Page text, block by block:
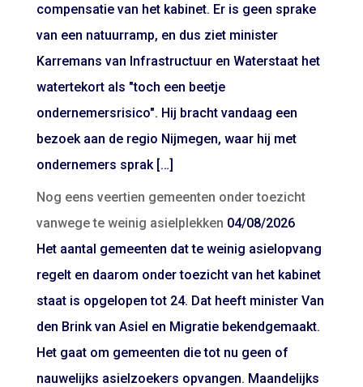
compensatie van het kabinet. Er is geen sprake
van een natuurramp, en dus ziet minister
Karremans van Infrastructuur en Waterstaat het
watertekort als "toch een beetje
ondernemersrisico". Hij bracht vandaag een
bezoek aan de regio Nijmegen, waar hij met
ondernemers sprak […]
Nog eens veertien gemeenten onder toezicht
vanwege te weinig asielplekken 04/08/2026
Het aantal gemeenten dat te weinig asielopvang
regelt en daarom onder toezicht van het kabinet
staat is opgelopen tot 24. Dat heeft minister Van
den Brink van Asiel en Migratie bekendgemaakt.
Het gaat om gemeenten die tot nu geen of
nauwelijks asielzoekers opvangen. Maandelijks